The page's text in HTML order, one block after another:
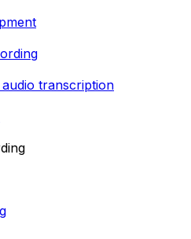
transcription